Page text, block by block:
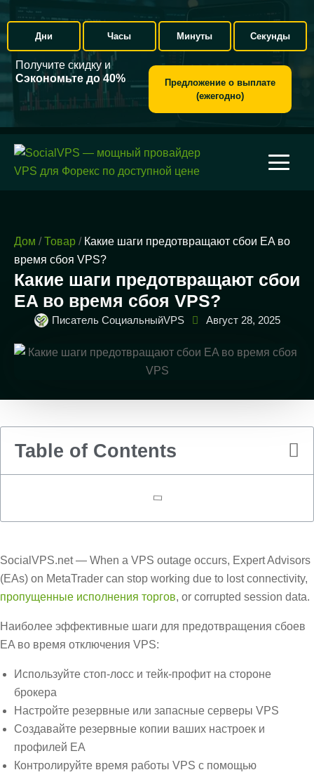
Дни Часы Минуты Секунды
Получите скидку и
Сэкономьте до 40%
Предложение о выплате
(ежегодно)
Дом / Товар /Какие шаги предотвращают сбои EA во
время сбоя VPS?
Какие шаги предотвращают сбои
EA во время сбоя VPS?
Писатель СоциальныйVPS Август 28, 2025
Table of Contents
SocialVPS.net — When a VPS outage occurs, Expert Advisors
(EAs) on MetaTrader can stop working due to lost connectivity,
пропущенные исполнения торгов, or corrupted session data.
Наиболее эффективные шаги для предотвращения сбоев
EA во время отключения VPS:
Используйте стоп-лосс и тейк-профит на стороне
брокера
Настройте резервные или запасные серверы VPS
Создавайте резервные копии ваших настроек и
профилей EA
Контролируйте время работы VPS с помощью